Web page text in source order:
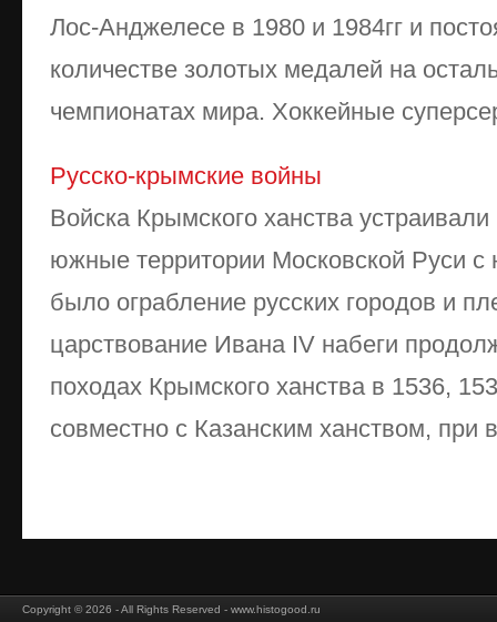
Лос-Анджелесе в 1980 и 1984гг и
количестве золотых медалей на
чемпионатах мира. Хоккейные
Русско-крымские войны
Войска Крымского ханства
южные территории Московской Руси
было ограбление русских городов и
царствование Ивана IV набеги
походах Крымского ханства в 1536,
совместно с Казанским ханством, при
Copyright © 2026 - All Rights Reserved - www.histogood.ru